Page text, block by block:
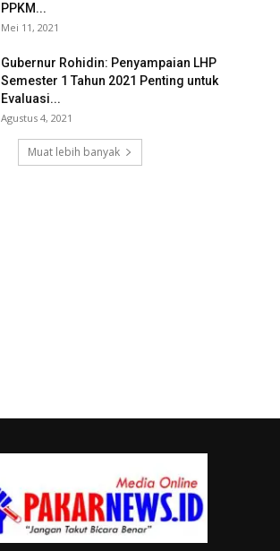
PPKM...
Mei 11, 2021
Gubernur Rohidin: Penyampaian LHP
Semester 1 Tahun 2021 Penting untuk
Evaluasi...
Agustus 4, 2021
Muat lebih banyak